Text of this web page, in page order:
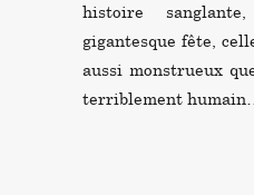
histoire
gigantesque fête,
aussi monstrueux
terriblement humain…